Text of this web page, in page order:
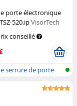
porte électronique
520.ipVisorTech
conseillé
serrure de porte